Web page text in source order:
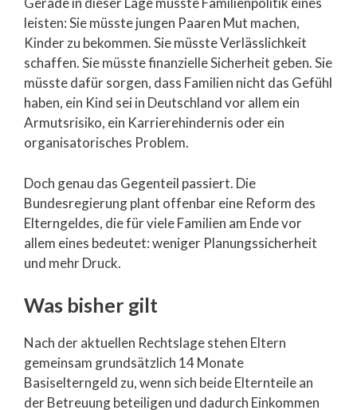
leisten: Sie müsste jungen Paaren Mut machen,
Kinder zu bekommen. Sie müsste Verlässlichkeit
schaffen. Sie müsste finanzielle Sicherheit geben. Sie
müsste dafür sorgen, dass Familien nicht das Gefühl
haben, ein Kind sei in Deutschland vor allem ein
Armutsrisiko, ein Karrierehindernis oder ein
organisatorisches Problem.
Doch genau das Gegenteil passiert. Die
Bundesregierung plant offenbar eine Reform des
Elterngeldes, die für viele Familien am Ende vor
allem eines bedeutet: weniger Planungssicherheit
und mehr Druck.
Was bisher gilt
Nach der aktuellen Rechtslage stehen Eltern
gemeinsam grundsätzlich 14 Monate
Basiselterngeld zu, wenn sich beide Elternteile an
der Betreuung beteiligen und dadurch Einkommen